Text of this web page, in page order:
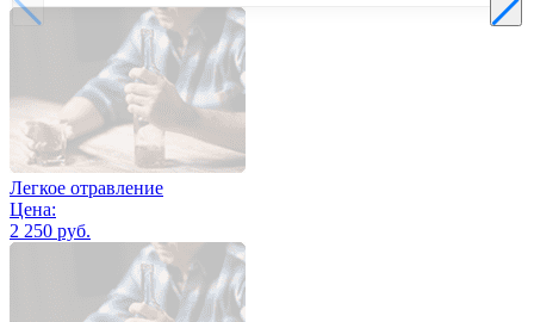
Легкое отравление
Цена:
2 250 руб.